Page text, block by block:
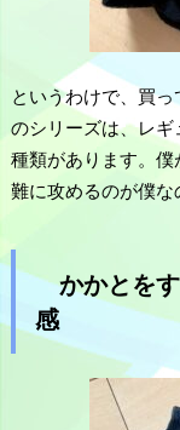
というわけで、買
のシリーズは、レ
種類があります。
難に攻めるのが僕な
かかとをす
感